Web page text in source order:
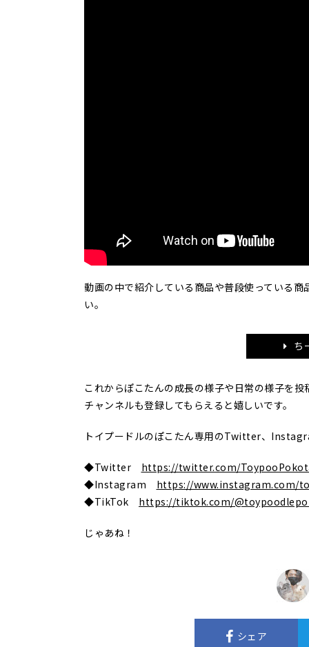
動画の中で紹介している商品や普段使っている
い。
ち
これからぽこたんの成長の様子や日常の様子を
チャンネルも登録してもらえると嬉しいです。
トイプードルのぽこたん専用のTwitter、
◆Twitter https://twitter.com/
◆Instagram https://www.instagram.com/
◆TikTok https://tiktok.com/
じゃあね！
シェア